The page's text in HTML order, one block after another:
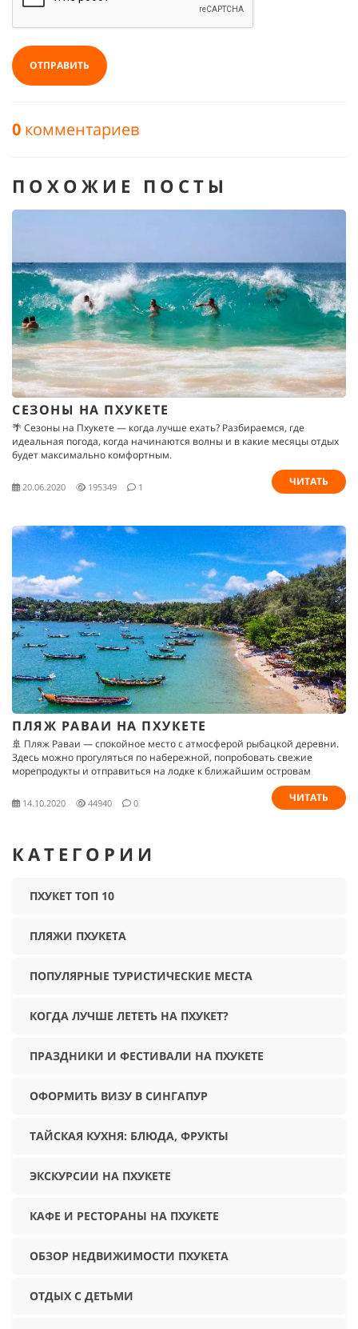
ОТПРАВИТЬ
0 комментариев
ПОХОЖИЕ ПОСТЫ
СЕЗОНЫ НА ПХУКЕТЕ
🌴 Сезоны на Пхукете — когда лучше ехать? Разбираемся, где
идеальная погода, когда начинаются волны и в какие месяцы отдых
будет максимально комфортным.
20.06.2020 195349 1 ЧИТАТЬ
ПЛЯЖ РАВАИ НА ПХУКЕТЕ
🚢 Пляж Раваи — спокойное место с атмосферой рыбацкой деревни.
Здесь можно прогуляться по набережной, попробовать свежие
морепродукты и отправиться на лодке к ближайшим островам
14.10.2020 44940 0 ЧИТАТЬ
КАТЕГОРИИ
ПХУКЕТ ТОП 10
ПЛЯЖИ ПХУКЕТА
ПОПУЛЯРНЫЕ ТУРИСТИЧЕСКИЕ МЕСТА
КОГДА ЛУЧШЕ ЛЕТЕТЬ НА ПХУКЕТ?
ПРАЗДНИКИ И ФЕСТИВАЛИ НА ПХУКЕТЕ
ОФОРМИТЬ ВИЗУ В СИНГАПУР
ТАЙСКАЯ КУХНЯ: БЛЮДА, ФРУКТЫ
ЭКСКУРСИИ НА ПХУКЕТЕ
КАФЕ И РЕСТОРАНЫ НА ПХУКЕТЕ
ОБЗОР НЕДВИЖИМОСТИ ПХУКЕТА
ОТДЫХ С ДЕТЬМИ